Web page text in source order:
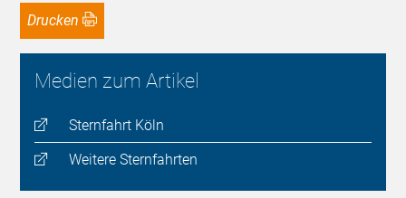
Drucken
Medien zum Artikel
Sternfahrt Köln
Weitere Sternfahrten